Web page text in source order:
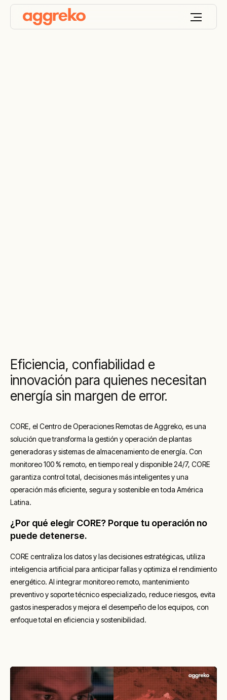
Eficiencia, confiabilidad e
innovación para quienes necesitan
energía sin margen de error.
CORE, el Centro de Operaciones Remotas deAggreko, es una
solución que transforma la gestión y operación de plantas
generadoras y sistemas de almacenamiento de energía. Con
monitoreo 100 % remoto, en tiempo real y disponible 24/7, CORE
garantiza control total, decisiones más inteligentes y una
operación más eficiente, segura y sostenible en toda América
Latina.
¿Por qué elegir CORE? Porque tu operación no
puede detenerse.
CORE centraliza los datos y las decisiones estratégicas, utiliza
inteligencia artificial para anticipar fallas y optimiza el rendimiento
energético. Al integrar monitoreo remoto, mantenimiento
preventivo y soporte técnico especializado, reduce riesgos, evita
gastos inesperados y mejora el desempeño de los equipos, con
enfoque total en eficiencia y sostenibilidad.